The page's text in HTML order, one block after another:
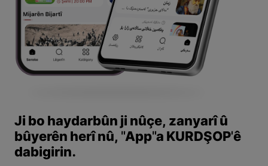
Ji bo haydarbûn ji nûçe, zanyarî û
bûyerên herî nû, "App"a KURDŞOP'ê
dabigirin.